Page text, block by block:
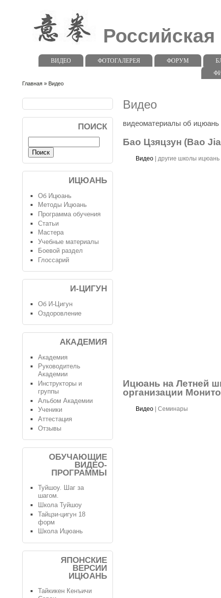
ВИДЕО ФОТОГАЛЕРЕЯ ФОРУМ
Главная » Видео
Видео
видеоматериалы об ицюань
Бао Цзяцзун (Bao
Видео |другие школы ицюань
Ицюань на Летней
организации
Видео |Семинары
ПОИСК
ИЦЮАНЬ
Об Ицюань
Методы Ицюань
Программа обучения
Статьи
Мастера
Учебные материалы
Боевой раздел
Глоссарий
И-ЦИГУН
Об И-Цигун
Оздоровление
АКАДЕМИЯ
Академия
Руководитель
Академии
Инструкторы и
группы
Альбом Академии
Ученики
Аттестация
Отзывы
ОБУЧАЮЩИЕ
ВИДЕО-
ПРОГРАММЫ
Туйшоу. Шаг за
шагом.
Школа Туйшоу
Тайцзи-цигун 18
форм
Школа Ицюань
ЯПОНСКИЕ
ВЕРСИИ
ИЦЮАНЬ
Тайкикен Кенъичи